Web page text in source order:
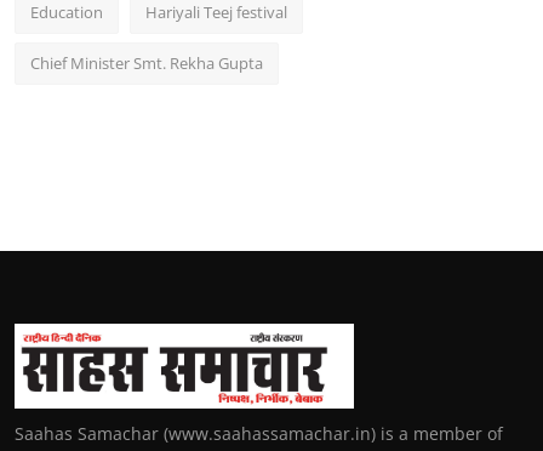
Education Hariyali Teej festival
Chief Minister Smt. Rekha Gupta
Saahas Samachar (www.saahassamachar.in) is a member of